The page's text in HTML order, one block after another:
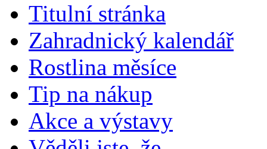
Titulní stránka
Zahradnický kalendář
Rostlina měsíce
Tip na nákup
Akce a výstavy